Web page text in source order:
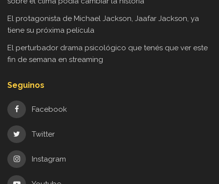
El protagonista de Michael Jackson, Jaafar Jackson, ya
tiene su próxima película
El perturbador drama psicológico que tenés que ver este
fin de semana en streaming
Seguinos
Facebook
Twitter
Instagram